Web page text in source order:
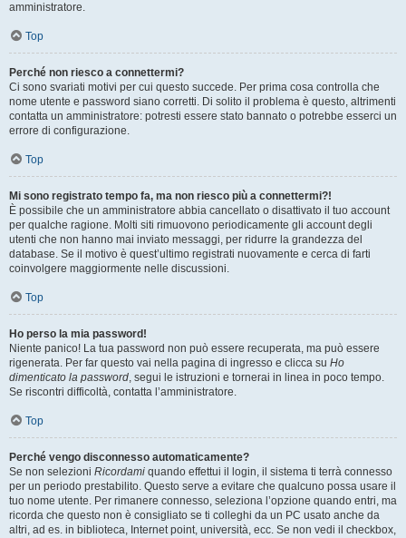
amministratore.
Top
Perché non riesco a connettermi?
Ci sono svariati motivi per cui questo succede. Per prima cosa controlla che
nome utente e password siano corretti. Di solito il problema è questo, altrimenti
contatta un amministratore: potresti essere stato bannato o potrebbe esserci un
errore di configurazione.
Top
Mi sono registrato tempo fa, ma non riesco più a connettermi?!
È possibile che un amministratore abbia cancellato o disattivato il tuo account
per qualche ragione. Molti siti rimuovono periodicamente gli account degli
utenti che non hanno mai inviato messaggi, per ridurre la grandezza del
database. Se il motivo è quest’ultimo registrati nuovamente e cerca di farti
coinvolgere maggiormente nelle discussioni.
Top
Ho perso la mia password!
Niente panico! La tua password non può essere recuperata, ma può essere
rigenerata. Per far questo vai nella pagina di ingresso e clicca su Ho
dimenticato la password, segui le istruzioni e tornerai in linea in poco tempo.
Se riscontri difficoltà, contatta l’amministratore.
Top
Perché vengo disconnesso automaticamente?
Se non selezioni Ricordami quando effettui il login, il sistema ti terrà connesso
per un periodo prestabilito. Questo serve a evitare che qualcuno possa usare il
tuo nome utente. Per rimanere connesso, seleziona l’opzione quando entri, ma
ricorda che questo non è consigliato se ti colleghi da un PC usato anche da
altri, ad es. in biblioteca, Internet point, università, ecc. Se non vedi il checkbox,